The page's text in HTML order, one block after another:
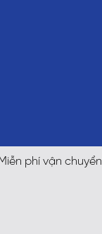
Miễn phí vận chuyển